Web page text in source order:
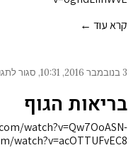
קרא עוד ←
3 בנובמבר 2016 10:31 סגור
בריאות הגוף
watch?v=Qw7OoASN-
watch?v=acOTTUFvEC8